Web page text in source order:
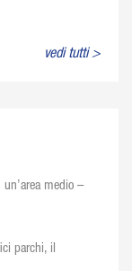
vedi tutti >
medio –
parchi, il